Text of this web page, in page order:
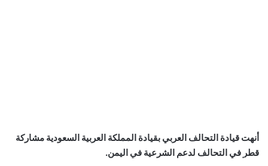
أنهت قيادة التحالف العربي بقيادة المملكة العربية السعودية مشاركة
قطر في التحالف لدعم الشرعية في اليمن.
بالصور: 800 متر من الرعب في بامبلونا.. ثيران هائجة تسحق